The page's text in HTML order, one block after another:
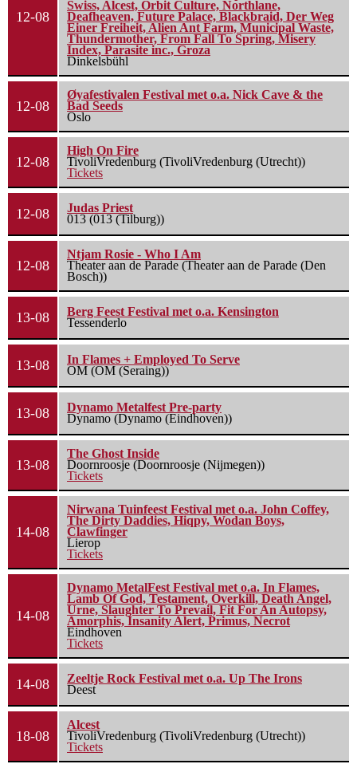
12-08
Swiss, Alcest, Orbit Culture, Northlane,
Deafheaven, Future Palace, Blackbraid, Der Weg
Einer Freiheit, Alien Ant Farm, Municipal Waste,
Thundermother, From Fall To Spring, Misery
Index, Parasite inc., Groza
Dinkelsbühl
12-08
Øyafestivalen Festival met o.a. Nick Cave & the
Bad Seeds
Oslo
12-08
High On Fire
TivoliVredenburg (TivoliVredenburg (Utrecht))
Tickets
12-08
Judas Priest
013 (013 (Tilburg))
12-08
Ntjam Rosie - Who I Am
Theater aan de Parade (Theater aan de Parade (Den
Bosch))
13-08
Berg Feest Festival met o.a. Kensington
Tessenderlo
13-08
In Flames + Employed To Serve
OM (OM (Seraing))
13-08
Dynamo Metalfest Pre-party
Dynamo (Dynamo (Eindhoven))
13-08
The Ghost Inside
Doornroosje (Doornroosje (Nijmegen))
Tickets
14-08
Nirwana Tuinfeest Festival met o.a. John Coffey,
The Dirty Daddies, Hiqpy, Wodan Boys,
Clawfinger
Lierop
Tickets
14-08
Dynamo MetalFest Festival met o.a. In Flames,
Lamb Of God, Testament, Overkill, Death Angel,
Urne, Slaughter To Prevail, Fit For An Autopsy,
Amorphis, Insanity Alert, Primus, Necrot
Eindhoven
Tickets
14-08
Zeeltje Rock Festival met o.a. Up The Irons
Deest
18-08
Alcest
TivoliVredenburg (TivoliVredenburg (Utrecht))
Tickets